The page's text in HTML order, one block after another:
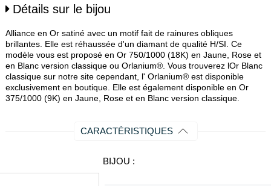
Détails sur le bijou
Alliance en Or satiné avec un motif fait de rainures obliques
brillantes. Elle est réhaussée d'un diamant de qualité H/SI. Ce
modèle vous est proposé en Or 750/1000 (18K) en Jaune, Rose et
en Blanc version classique ou Orlanium®. Vous trouverez lOr Blanc
classique sur notre site cependant, l' Orlanium® est disponible
exclusivement en boutique. Elle est également disponible en Or
375/1000 (9K) en Jaune, Rose et en Blanc version classique.
CARACTÉRISTIQUES
BIJOU :